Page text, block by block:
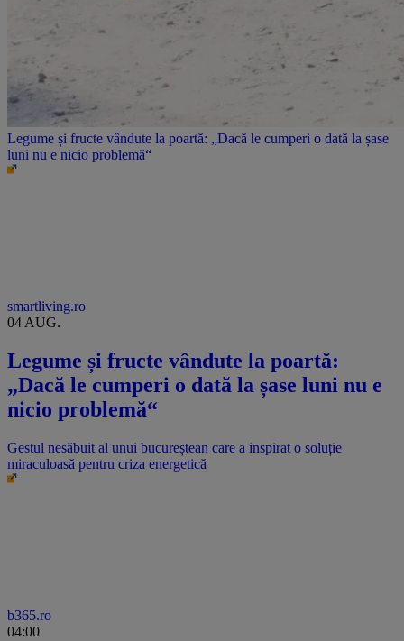
Legume și fructe vândute la poartă: „Dacă le cumperi o dată la șase
luni nu e nicio problemă“
smartliving.ro
04 AUG.
Legume și fructe vândute la poartă:
„Dacă le cumperi o dată la șase luni nu e
nicio problemă“
Gestul nesăbuit al unui bucureștean care a inspirat o soluție
miraculoasă pentru criza energetică
b365.ro
04:00